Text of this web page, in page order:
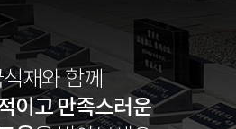
재와 함께
이고만족스러운